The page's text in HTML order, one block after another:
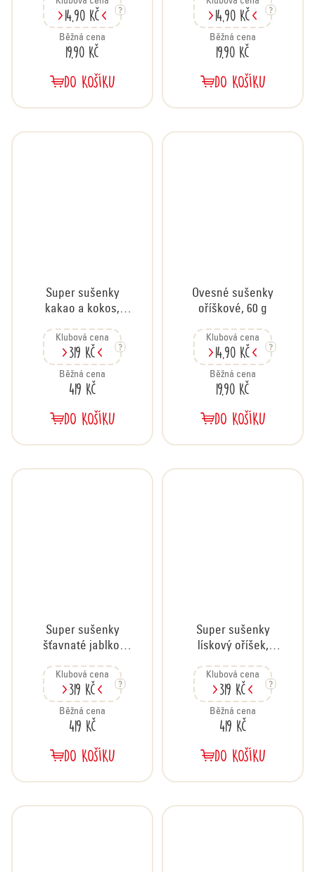
14,90 Kč
Běžná cena
19,90 Kč
DO KOŠÍKU
14,90 Kč
Běžná cena
19,90 Kč
DO KOŠÍKU
Super sušenky
kakao a kokos,
Klubová cena
319 Kč
Běžná cena
419 Kč
DO KOŠÍKU
Ovesné sušenky
oříškové, 60 g
Klubová cena
14,90 Kč
Běžná cena
19,90 Kč
DO KOŠÍKU
Super sušenky
šťavnaté jablko,
Klubová cena
319 Kč
Běžná cena
419 Kč
DO KOŠÍKU
Super sušenky
lískový oříšek,
Klubová cena
319 Kč
Běžná cena
419 Kč
DO KOŠÍKU